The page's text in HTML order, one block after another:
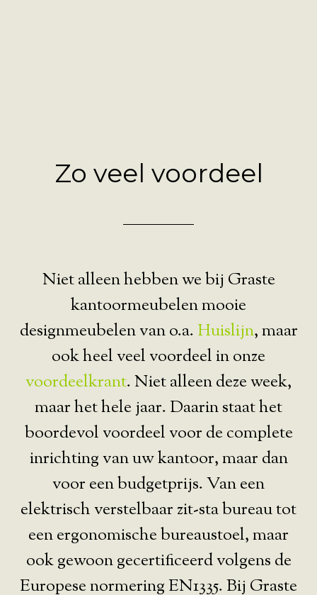
Zo veel voordeel
Niet alleen hebben we bij Graste
kantoormeubelen mooie
designmeubelen van o.a.Huislijn, maar
ook heel veel voordeel in onze
voordeelkrant. Niet alleen deze week,
maar het hele jaar. Daarin staat het
boordevol voordeel voor de complete
inrichting van uw kantoor, maar dan
voor een budgetprijs. Van een
elektrisch verstelbaar zit-sta bureau tot
een ergonomische bureaustoel, maar
ook gewoon gecertificeerd volgens de
Europese normering EN1335. Bij Graste